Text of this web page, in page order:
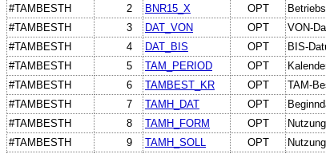
#TAMBESTH
2 BNR15_X OPT
#TAMBESTH
3 DAT_VON OPT VON-
#TAMBESTH
4 DAT_BIS OPT BIS-
#TAMBESTH
5 TAM_PERIOD OPT
#TAMBESTH
6 TAMBEST_KR OPT
TAM-
#TAMBESTH
7 TAMH_DAT OPT
#TAMBESTH
8 TAMH_FORM OPT
#TAMBESTH
9 TAMH_SOLL OPT